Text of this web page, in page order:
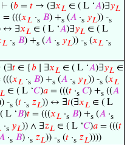
⊢ (𝑏 = 𝑡 → (∃𝑥𝐿 ∈ ( L ‘𝐴)∃𝑦𝐿
= (((𝑥𝐿 ·s 𝐵) +s (𝐴 ·s 𝑦𝐿)) -s
↔ ∃𝑥𝐿 ∈ ( L ‘𝐴)∃𝑦𝐿 ∈ ( L
𝐿 ·s 𝐵) +s (𝐴 ·s 𝑦𝐿)) -s (𝑥𝐿 ·s
(∃𝑡 ∈ {𝑏 ∣ ∃𝑥𝐿 ∈ ( L ‘𝐴)∃𝑦𝐿 ∈
(((𝑥𝐿 ·s 𝐵) +s (𝐴 ·s 𝑦𝐿)) -s (𝑥𝐿
𝐿 ∈ ( L ‘𝐶)𝑎 = (((𝑡 ·s 𝐶) +s ((𝐴
-s (𝑡 ·s 𝑧𝐿)) ↔ ∃𝑡(∃𝑥𝐿 ∈ ( L
L ‘𝐵)𝑡 = (((𝑥𝐿 ·s 𝐵) +s (𝐴 ·s
·s 𝑦𝐿)) ∧ ∃𝑧𝐿 ∈ ( L ‘𝐶)𝑎 = (((𝑡
·s 𝐵) ·s 𝑧𝐿)) -s (𝑡 ·s 𝑧𝐿))))